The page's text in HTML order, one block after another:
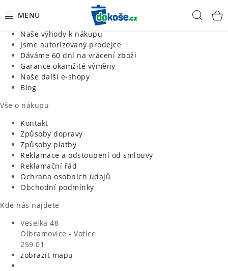
Jsme tradiční česká firma
Naše výhody k nákupu
Jsme autorizovaný prodejce
Dáváme 60 dní na vrácení zboží
Garance okamžité výměny
Naše další e-shopy
Blog
Vše o nákupu
Kontakt
Způsoby dopravy
Způsoby platby
Reklamace a odstoupení od smlouvy
Reklamační řád
Ochrana osobních údajů
Obchodní podmínky
Kde nás najdete
Veselka 48
Olbramovice - Votice
259 01
zobrazit mapu
KOŠE
SÁČKY
KUCHYNĚ
ORGANIZACE
DOMÁCNOST
ÚKLID
VÝPRODEJ
ZNAČKY